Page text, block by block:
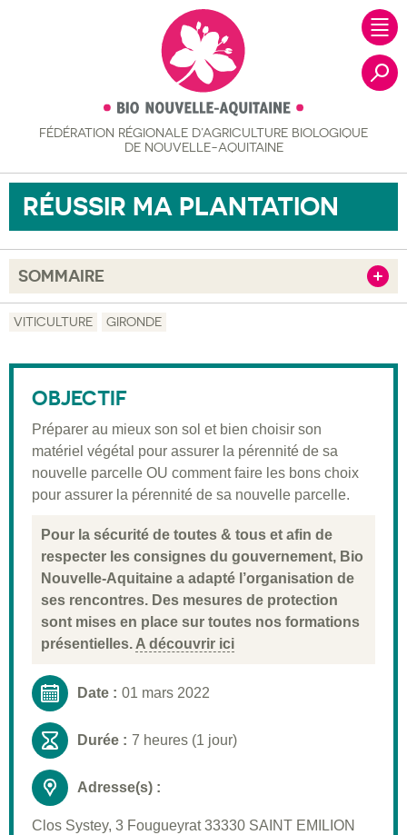
FÉDÉRATION RÉGIONALE D’AGRICULTURE BIOLOGIQUE
DE NOUVELLE-AQUITAINE
RÉUSSIR MA PLANTATION
SOMMAIRE
Pré-requis
Validation
Moyens pédagogiques
Informations pratiques
VITICULTURE GIRONDE
OBJECTIF
Préparer au mieux son sol et bien choisir son
matériel végétal pour assurer la pérennité de sa
nouvelle parcelle OU comment faire les bons choix
pour assurer la pérennité de sa nouvelle parcelle.
Pour la sécurité de toutes & tous et afin de
respecter les consignes du gouvernement, Bio
Nouvelle-Aquitaine a adapté l’organisation de
ses rencontres. Des mesures de protection
sont mises en place sur toutes nos formations
présentielles. A découvrir ici
Date : 01 mars 2022
Durée : 7 heures (1 jour)
Adresse(s) :
Clos Systey, 3 Fougueyrat 33330 SAINT EMILION